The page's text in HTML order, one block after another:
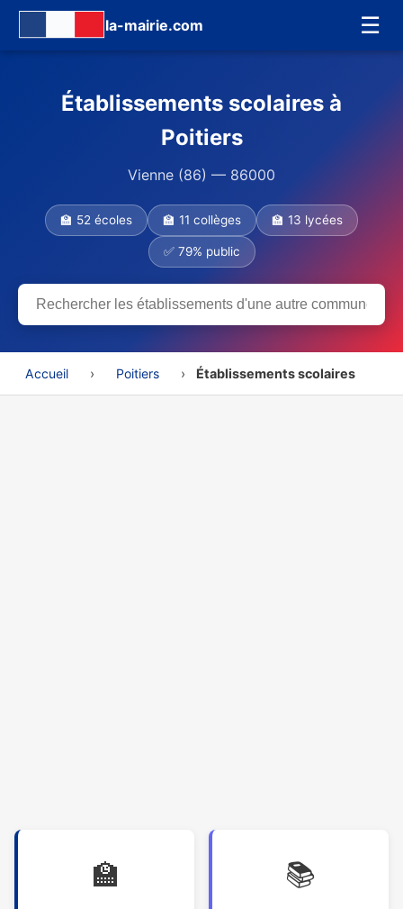
la-mairie.com ☰
Établissements scolaires à
Poitiers
Vienne (86) — 86000
🏫 52 écoles 🏫 11 collèges 🏫 13 lycées
✅ 79% public
Accueil › Poitiers › Établissements scolaires
🏫
📚